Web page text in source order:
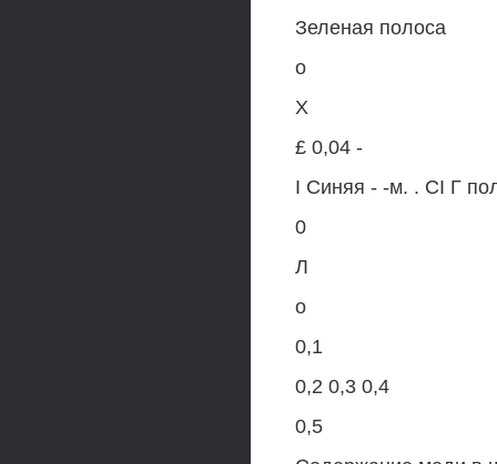
Зеленая полоса
о
X
£ 0,04 -
I Синяя - -м. . CI Г
0
Л
о
0,1
0,2 0,3 0,4
0,5